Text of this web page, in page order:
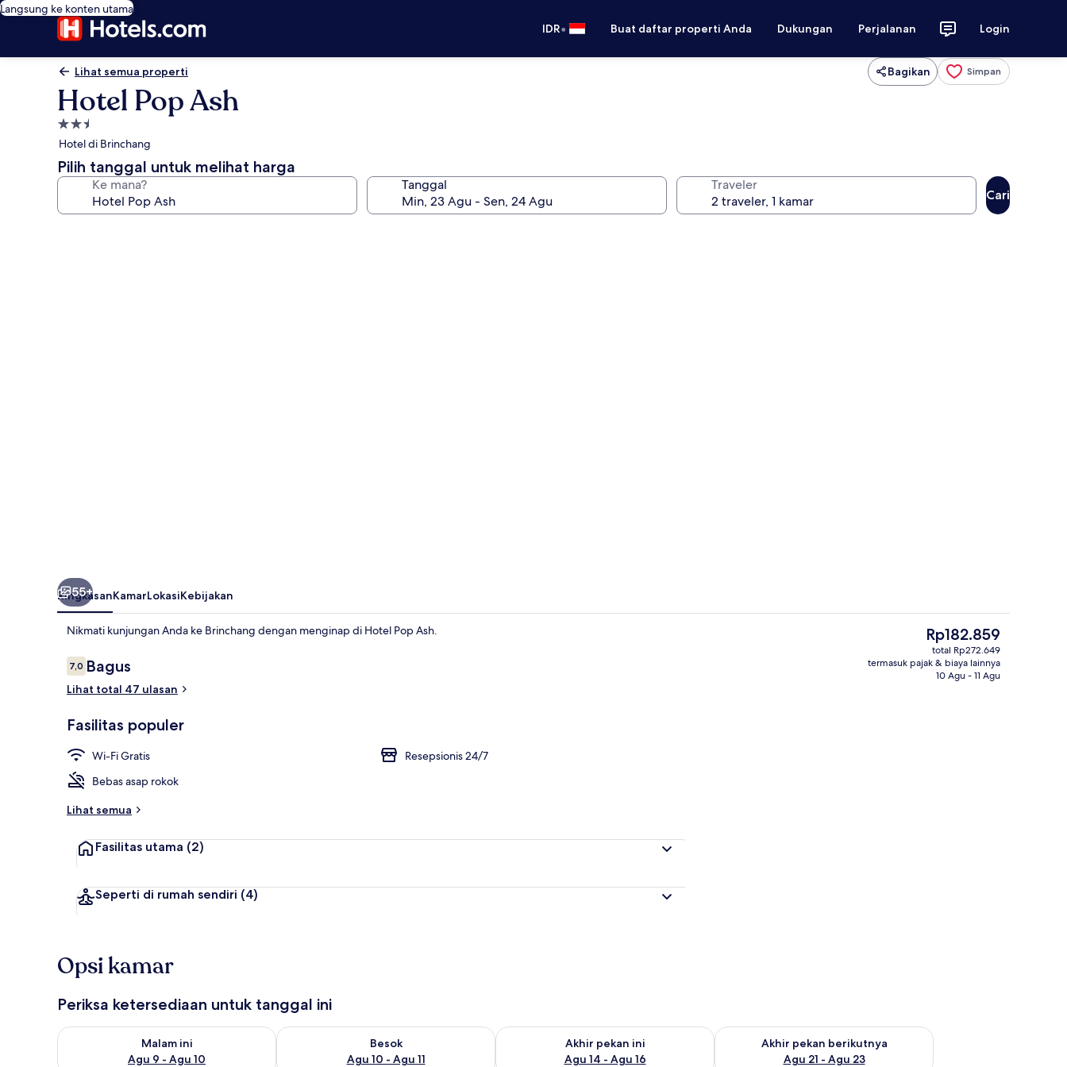
Langsung ke konten utama
IDR• Buat daftar properti Anda Dukungan Perjalanan Login
Lihat semua properti Bagikan Simpan
Hotel Pop Ash
Properti
bintang
2.5
Hotel di Brinchang
Pilih tanggal untuk melihat harga
Ke mana? Tanggal Traveler
Cari
Bagian depan properti
55+
RingkasanKamarLokasiKebijakan
Nikmati kunjungan Anda ke Brinchang dengan menginap di Hotel Pop Ash.
Ulasan
7,07,0 dari 10
Bagus
Lihat total 47 ulasan
Fasilitas populer
Wi-Fi Gratis
Resepsionis 24/7
Bebas asap rokok
Lihat semua
Fasilitas utama (2)
Seperti di rumah sendiri (4)
Harga
saat
ini
Rp182.859
Rp182.859
total Rp272.649
termasuk pajak & biaya lainnya
10 Agu - 11 Agu
Opsi kamar
Periksa ketersediaan untuk tanggal ini
Malam ini
Agu 9 - Agu 10
Periksa ketersediaan untuk malam ini Agu 9 - Agu 10
Besok
Agu 10 - Agu 11
Periksa ketersediaan untuk besok Agu 10 - Agu 11
Akhir pekan ini
Agu 14 - Agu 16
Periksa ketersediaan untuk akhir pekan ini Agu 14 - Agu 16
Akhir pekan berikutnya
Agu 21 - Agu 23
Periksa ketersediaan untuk akhir pekan berikutnya Agu 21 -